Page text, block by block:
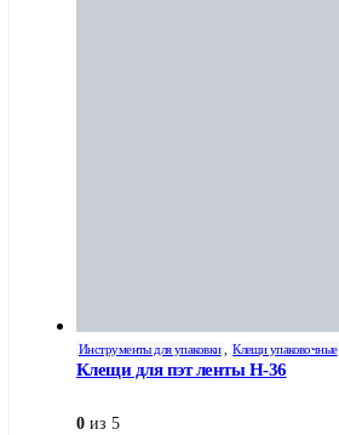
Инструменты для упаковки Клещи упаковочные
Клещи для пэт ленты H-36
0 из 5